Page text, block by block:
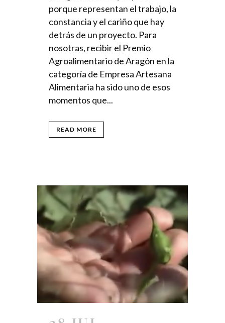
porque representan el trabajo, la
constancia y el cariño que hay
detrás de un proyecto. Para
nosotras, recibir el Premio
Agroalimentario de Aragón en la
categoría de Empresa Artesana
Alimentaria ha sido uno de esos
momentos que...
READ MORE